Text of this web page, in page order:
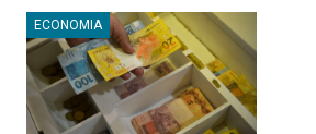
ECONOMIA